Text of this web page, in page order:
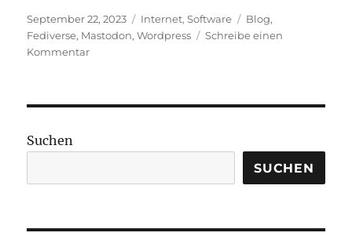
Veröffentlicht
am
September 22, 2023 Kategorien
Internet,Software Schlagwörter
Blog,
Fediverse, Mastodon,Wordpress
Schreibe einen
Kommentarzu
Suchen
SUCHEN